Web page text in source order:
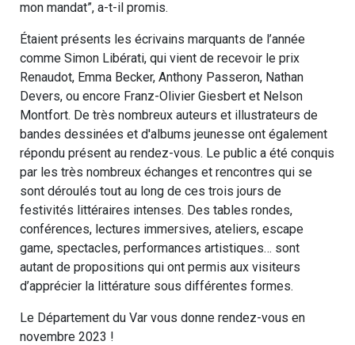
mon mandat”, a-t-il promis.
Étaient présents les écrivains marquants de l’année
comme Simon Libérati, qui vient de recevoir le prix
Renaudot, Emma Becker, Anthony Passeron, Nathan
Devers, ou encore Franz-Olivier Giesbert et Nelson
Montfort. De très nombreux auteurs et illustrateurs de
bandes dessinées et d'albums jeunesse ont également
répondu présent au rendez-vous. Le public a été conquis
par les très nombreux échanges et rencontres qui se
sont déroulés tout au long de ces trois jours de
festivités littéraires intenses. Des tables rondes,
conférences, lectures immersives, ateliers, escape
game, spectacles, performances artistiques… sont
autant de propositions qui ont permis aux visiteurs
d’apprécier la littérature sous différentes formes.
Le Département du Var vous donne rendez-vous en
novembre 2023 !